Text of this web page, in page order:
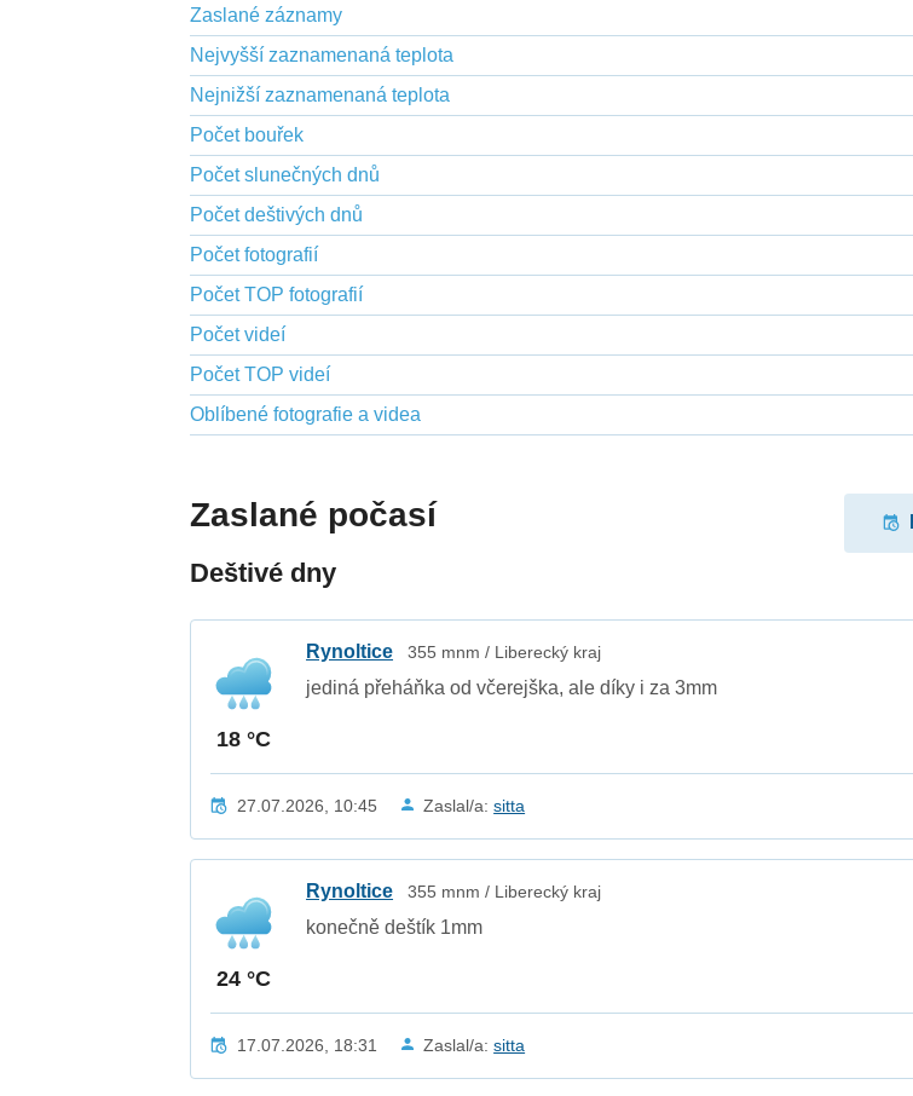
Zaslané záznamy
Nejvyšší zaznamenaná teplota
Nejnižší zaznamenaná teplota
Počet bouřek
Počet slunečných dnů
Počet deštivých dnů
Počet fotografií
Počet TOP fotografií
Počet videí
Počet TOP videí
Oblíbené fotografie a videa
Zaslané počasí
Deštivé dny
18 °C
Rynoltice 355 mnm / Liberecký kraj
jediná přeháňka od včerejška, ale díky i za 3mm
27.07.2026, 10:45 Zaslal/a:sitta
24 °C
Rynoltice 355 mnm / Liberecký kraj
konečně deštík 1mm
17.07.2026, 18:31 Zaslal/a:sitta